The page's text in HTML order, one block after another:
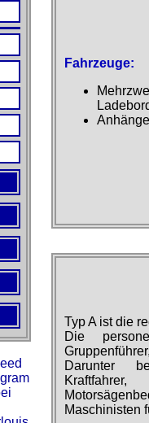
Fahrzeuge:
Typ A ist die
Die
Darunter
Maschinisten